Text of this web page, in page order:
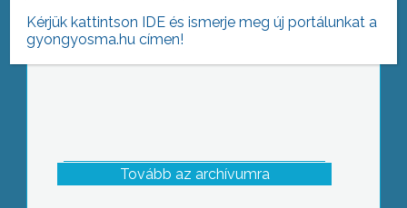
Tovább az archívumra
Kérjük kattintson IDE és ismerje meg új portálunkat a
gyongyosma.hu címen!